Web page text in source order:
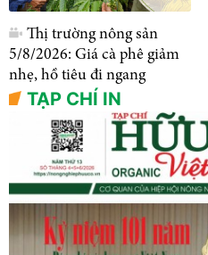
Thị trường nông sản
5/8/2026: Giá cà phê giảm
nhẹ, hồ tiêu đi ngang
TẠP CHÍ IN